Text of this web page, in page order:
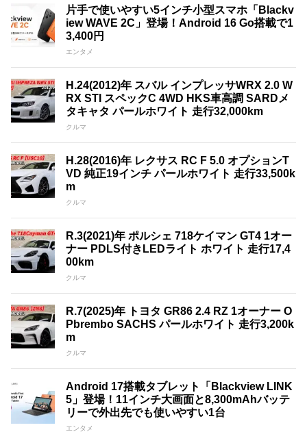
片手で使いやすい5インチ小型スマホ「Blackv
iew WAVE 2C」登場！Android 16 Go搭載で1
3,400円
エンタメ
H.24(2012)年 スバル インプレッサWRX 2.0 W
RX STI スペックC 4WD HKS車高調 SARDメ
タキャタ パールホワイト 走行32,000km
クルマ
H.28(2016)年 レクサス RC F 5.0 オプションT
VD 純正19インチ パールホワイト 走行33,500k
m
クルマ
R.3(2021)年 ポルシェ 718ケイマン GT4 1オー
ナー PDLS付きLEDライト ホワイト 走行17,4
00km
クルマ
R.7(2025)年 トヨタ GR86 2.4 RZ 1オーナー O
Pbrembo SACHS パールホワイト 走行3,200k
m
クルマ
Android 17搭載タブレット「Blackview LINK
5」登場！11インチ大画面と8,300mAhバッテ
リーで外出先でも使いやすい1台
エンタメ